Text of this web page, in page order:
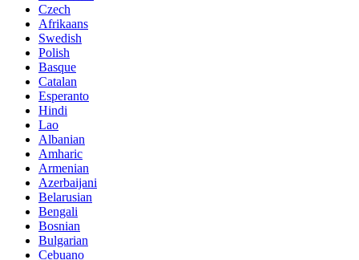
Czech
Afrikaans
Swedish
Polish
Basque
Catalan
Esperanto
Hindi
Lao
Albanian
Amharic
Armenian
Azerbaijani
Belarusian
Bengali
Bosnian
Bulgarian
Cebuano